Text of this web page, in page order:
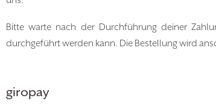
Bitte warte nach der Durchführung deiner
durchgeführt werden kann. Die Bestellung wird
giropay